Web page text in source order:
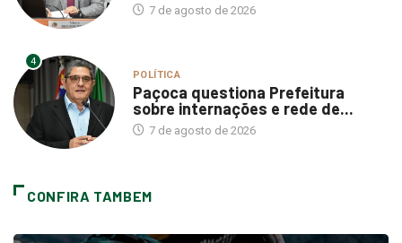
7 de agosto de 2026
4
POLÍTICA
Paçoca questiona Prefeitura
sobre internações e rede de...
7 de agosto de 2026
CONFIRA TAMBEM